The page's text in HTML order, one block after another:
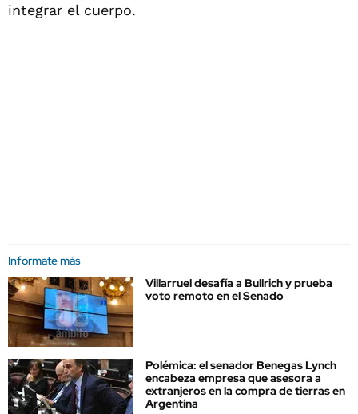
integrar el cuerpo.
Informate más
Villarruel desafía a Bullrich y prueba
voto remoto en el Senado
Polémica: el senador Benegas Lynch
encabeza empresa que asesora a
extranjeros en la compra de tierras en
Argentina